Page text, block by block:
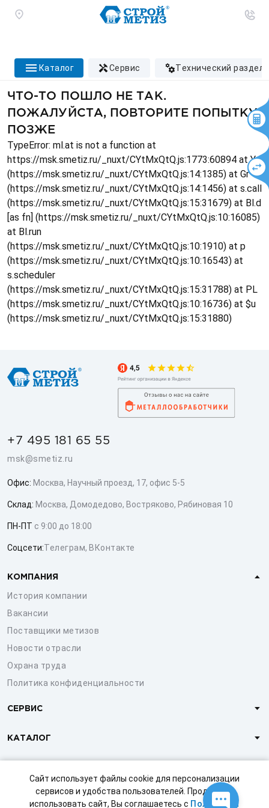
Сайт использует файлы cookie для персонализации
сервисов и удобства пользователей. Продолжая
использовать сайт, Вы соглашаетесь с Политикой
каталог сервис технический раздел
ЧТО-ТО ПОШЛО НЕ ТАК.
ПОЖАЛУЙСТА, ПОВТОРИТЕ ПОПЫТКУ
ПОЗЖЕ
TypeError: ml.at is not a function at
https://msk.smetiz.ru/_nuxt/CYtMxQtQ.js:1773:60894 at Ys
(https://msk.smetiz.ru/_nuxt/CYtMxQtQ.js:14:1385) at Gr
(https://msk.smetiz.ru/_nuxt/CYtMxQtQ.js:14:1456) at s.call
(https://msk.smetiz.ru/_nuxt/CYtMxQtQ.js:15:31679) at Bl.d
[as fn] (https://msk.smetiz.ru/_nuxt/CYtMxQtQ.js:10:16085)
at Bl.run
(https://msk.smetiz.ru/_nuxt/CYtMxQtQ.js:10:1910) at p
(https://msk.smetiz.ru/_nuxt/CYtMxQtQ.js:10:16543) at
s.scheduler
(https://msk.smetiz.ru/_nuxt/CYtMxQtQ.js:15:31788) at PL
(https://msk.smetiz.ru/_nuxt/CYtMxQtQ.js:10:16736) at $u
(https://msk.smetiz.ru/_nuxt/CYtMxQtQ.js:15:31880)
+7 495 181 65 55
msk@smetiz.ru
Офис: Москва, Научный проезд, 17, офис 5-5
Склад: Москва, Домодедово, Востряково, Рябиновая 10
ПН-ПТ с 9:00 до 18:00
Соцсети:Телеграм, ВКонтакте
КОМПАНИЯ
История компании
Вакансии
Поставщики метизов
Новости отрасли
Охрана труда
Политика конфиденциальности
СЕРВИС
КАТАЛОГ